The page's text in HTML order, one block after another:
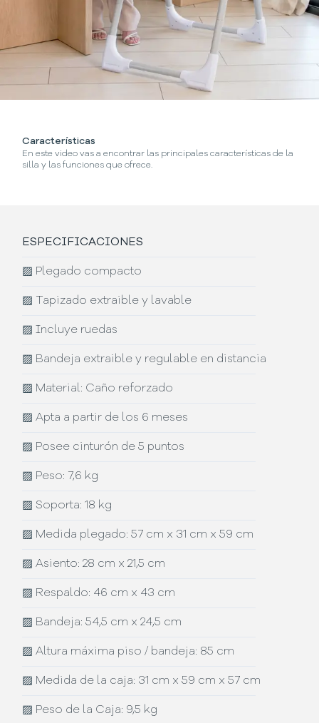
Características
En este video vas a encontrar las principales características de la
silla y las funciones que ofrece.
ESPECIFICACIONES
▨ Plegado compacto
▨ Tapizado extraible y lavable
▨Incluye ruedas
▨ Bandeja extraible y regulable en distancia
▨ Material: Caño reforzado
▨Apta a partir de los 6 meses
▨ Posee cinturón de 5 puntos
▨ Peso: 7,6 kg
▨ Soporta: 18 kg
▨ Medida plegado: 57 cm x 31 cm x 59 cm
▨Asiento: 28 cm x 21,5 cm
▨ Respaldo: 46 cm x 43 cm
▨ Bandeja: 54,5 cm x 24,5 cm
▨Altura máxima piso / bandeja: 85 cm
▨ Medida de la caja: 31 cm x 59 cm x 57 cm
▨ Peso de la Caja: 9,5 kg